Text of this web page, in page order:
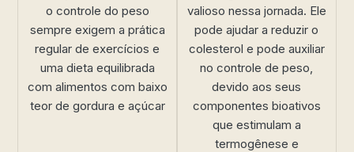
o controle do peso
sempre exigem a prática
regular de exercícios e
uma dieta equilibrada
com alimentos com baixo
teor de gordura e açúcar
valioso nessa jornada. Ele
pode ajudar a reduzir o
colesterol e pode auxiliar
no controle de peso,
devido aos seus
componentes bioativos
que estimulam a
termogênese e